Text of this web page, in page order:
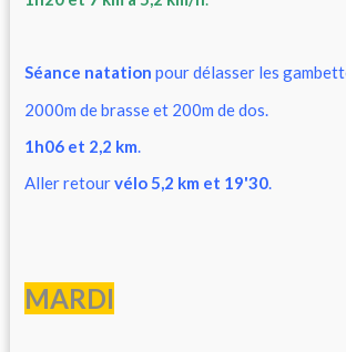
Séance natation pour délasser les
2000m de brasse et 200m de dos.
1h06 et 2,2 km.
Aller retourvélo 5,2 km et 19'30.
MARDI